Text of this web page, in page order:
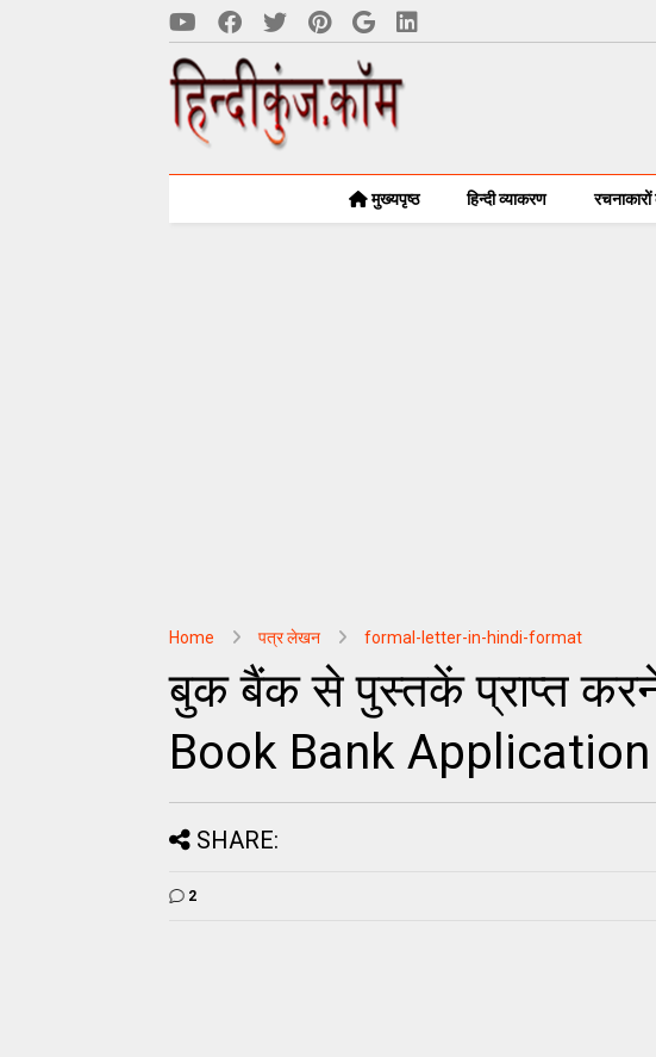
मुख्यपृष्ठ हिन्दी व्याकरण
Home पत्र लेखन formal-letter-in-hindi-format
बुक बैंक से पुस्तकें प्राप्त
Book Bank
SHARE:
2